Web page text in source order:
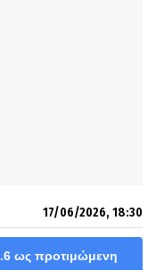
17/06/2026, 18:30
ως προτιμώμενη